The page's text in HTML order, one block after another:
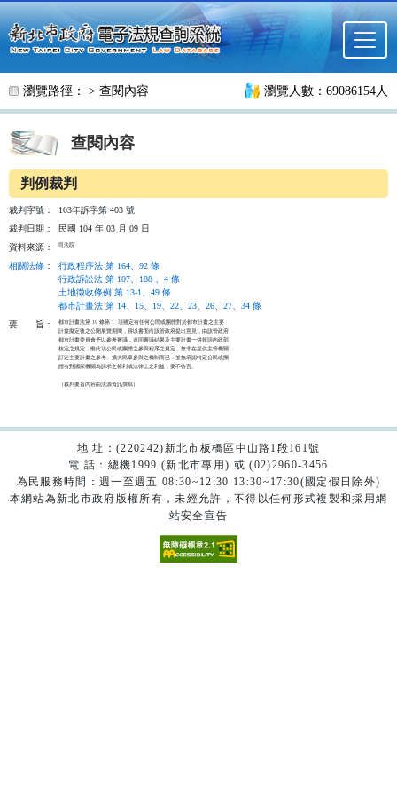
跳至主要內容
瀏覽路徑： > 查閱內容 瀏覽人數：69086154人
查閱內容
判例裁判
裁判字號：
103年訴字第 403 號
裁判日期：
民國 104 年 03 月 09 日
資料來源：
司法院
相關法條 ：
行政程序法 第 164、92 條
行政訴訟法 第 107、188 、4 條
土地徵收條例 第 13-1、49 條
都市計畫法 第 14、15、19、22、23、26、27、34 條
要
旨：
都市計畫法第 19 條第 1  項雖定有任何公民或團體對於都市計畫之主要
計畫擬定後之公開展覽期間，得以書面向該管政府提出意見，由該管政府
都市計畫委員會予以參考審議，連同審議結果及主要計畫一併報請內政部
核定之規定，惟此項公民或團體之參與程序之規定，無非在提供主管機關
訂定主要計畫之參考、擴大民眾參與之機制而已，並無承認特定公民或團
體有對國家機關為請求之權利或法律上之利益，要不待言。
（裁判要旨內容由法源資訊撰寫）
地 址：(220242)新北市板橋區中山路1段161號
電 話：總機1999 (新北市專用) 或 (02)2960-3456
為民服務時間：週一至週五 08:30~12:30 13:30~17:30(國定假日除外)
本網站為新北市政府版權所有，未經允許，不得以任何形式複製和採用網
站安全宣告